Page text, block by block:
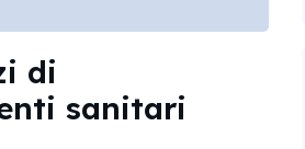
di
sanitari